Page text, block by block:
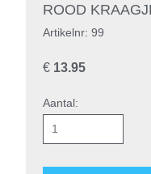
ROOD
Artikelnr: 99
€ 13.95
Aantal: